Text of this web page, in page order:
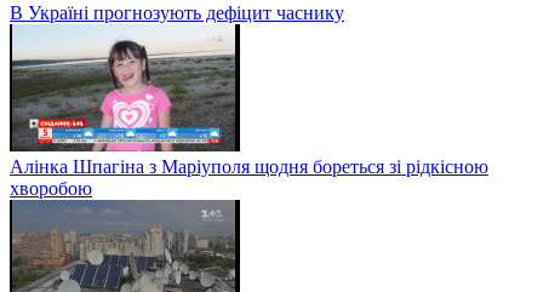
В Україні прогнозують дефіцит часнику
Алінка Шпагіна з Маріуполя щодня бореться зі рідкісною
хворобою